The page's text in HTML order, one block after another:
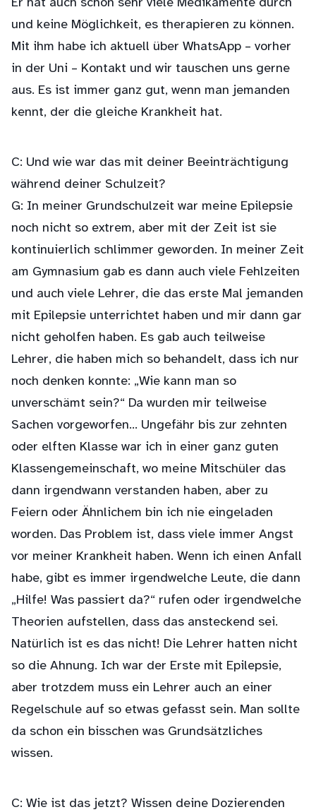
Er hat auch schon sehr viele Medikamente durch
und keine Möglichkeit, es therapieren zu können.
Mit ihm habe ich aktuell über WhatsApp – vorher
in der Uni – Kontakt und wir tauschen uns gerne
aus. Es ist immer ganz gut, wenn man jemanden
kennt, der die gleiche Krankheit hat.
C: Und wie war das mit deiner Beeinträchtigung
während deiner Schulzeit?
G: In meiner Grundschulzeit war meine Epilepsie
noch nicht so extrem, aber mit der Zeit ist sie
kontinuierlich schlimmer geworden. In meiner Zeit
am Gymnasium gab es dann auch viele Fehlzeiten
und auch viele Lehrer, die das erste Mal jemanden
mit Epilepsie unterrichtet haben und mir dann gar
nicht geholfen haben. Es gab auch teilweise
Lehrer, die haben mich so behandelt, dass ich nur
noch denken konnte: „Wie kann man so
unverschämt sein?“ Da wurden mir teilweise
Sachen vorgeworfen… Ungefähr bis zur zehnten
oder elften Klasse war ich in einer ganz guten
Klassengemeinschaft, wo meine Mitschüler das
dann irgendwann verstanden haben, aber zu
Feiern oder Ähnlichem bin ich nie eingeladen
worden. Das Problem ist, dass viele immer Angst
vor meiner Krankheit haben. Wenn ich einen Anfall
habe, gibt es immer irgendwelche Leute, die dann
„Hilfe! Was passiert da?“ rufen oder irgendwelche
Theorien aufstellen, dass das ansteckend sei.
Natürlich ist es das nicht! Die Lehrer hatten nicht
so die Ahnung. Ich war der Erste mit Epilepsie,
aber trotzdem muss ein Lehrer auch an einer
Regelschule auf so etwas gefasst sein. Man sollte
da schon ein bisschen was Grundsätzliches
wissen.
C: Wie ist das jetzt? Wissen deine Dozierenden